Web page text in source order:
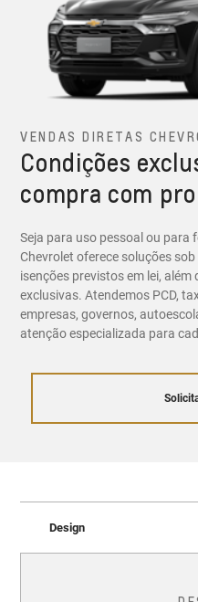
VENDAS DIRETAS
Condições
compra com
Seja para uso pessoal ou para
Chevrolet oferece soluções
isenções previstos em lei,
exclusivas. Atendemos PCD,
empresas, governos,
atenção especializada para
Design